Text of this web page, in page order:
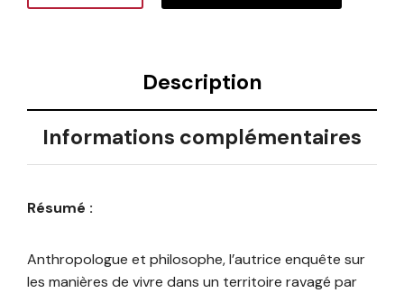
Description
Informations complémentaires
Résumé :
Anthropologue et philosophe, l’autrice enquête sur
les manières de vivre dans un territoire ravagé par